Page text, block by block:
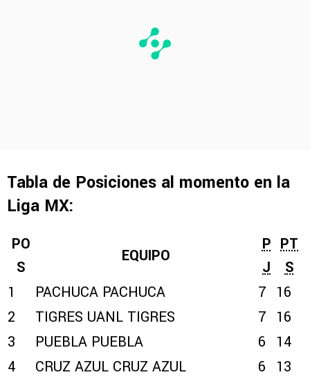
Tabla de Posiciones al momento en la
Liga MX:
PO
S
EQUIPO
P
J
PT
S
1
PACHUCA PACHUCA 7 16
2
TIGRES UANL TIGRES 7 16
3
PUEBLA PUEBLA 6
14
4
CRUZ AZUL CRUZ AZUL 6
13